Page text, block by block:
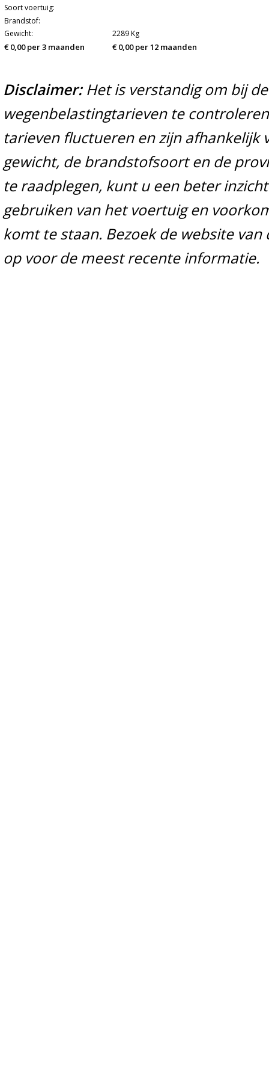
Soort voertuig:
Brandstof:
Gewicht:
2289 Kg
€ 0,00 per 3 maanden € 0,00 per 12 maanden
Disclaimer:Het is verstandig om bij
wegenbelastingtarieven te
tarieven fluctueren en zijn afhankelijk
gewicht, de brandstofsoort en de
te raadplegen, kunt u een beter
gebruiken van het voertuig en
komt te staan. Bezoek de website
op voor de meest recente informatie.